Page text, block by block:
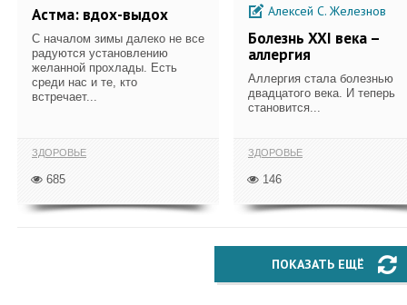
Астма: вдох-выдох
С началом зимы далеко не все
радуются установлению
желанной прохлады. Есть
среди нас и те, кто
встречает...
ЗДОРОВЬЕ
685
Алексей С. Железнов
Болезнь XXI века –
аллергия
Аллергия стала болезнью
двадцатого века. И теперь
становится...
ЗДОРОВЬЕ
146
ПОКАЗАТЬ ЕЩЁ